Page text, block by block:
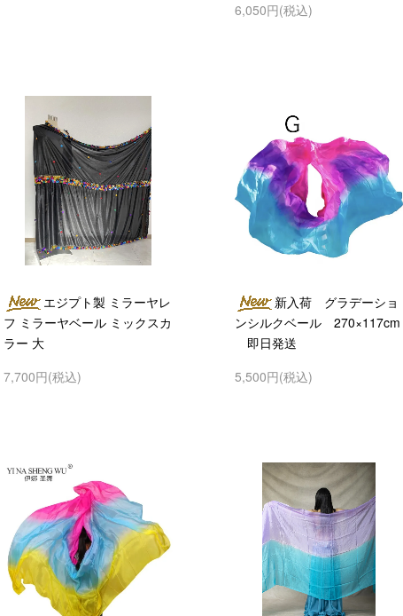
6,050円(税込)
エジプト製 ミラーヤレ
フ ミラーヤベール ミックスカ
ラー 大
7,700円(税込)
新入荷 グラデーショ
ンシルクベール 270×117cm
即日発送
5,500円(税込)